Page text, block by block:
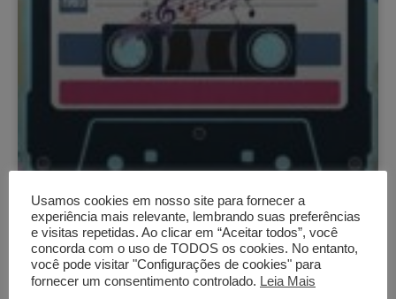
1985, 40 anos
Ler artigo
01/11/2025
Usamos cookies em nosso site para fornecer a
experiência mais relevante, lembrando suas preferências
e visitas repetidas. Ao clicar em “Aceitar todos”, você
concorda com o uso de TODOS os cookies. No entanto,
você pode visitar "Configurações de cookies" para
fornecer um consentimento controlado. Leia Mais